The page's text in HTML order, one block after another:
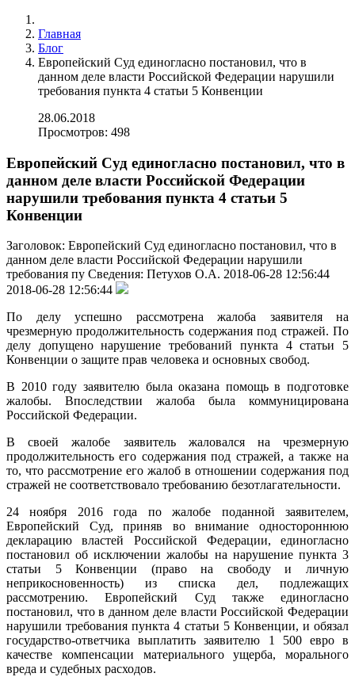
Главная
Блог
Европейский Суд единогласно постановил, что в
данном деле власти Российской Федерации нарушили
требования пункта 4 статьи 5 Конвенции
28.06.2018
Просмотров: 498
Европейский Суд единогласно постановил, что в
данном деле власти Российской Федерации
нарушили требования пункта 4 статьи 5
Конвенции
Заголовок: Европейский Суд единогласно постановил, что в
данном деле власти Российской Федерации нарушили
требования пу Сведения: Петухов О.А. 2018-06-28 12:56:44
2018-06-28 12:56:44
По делу успешно рассмотрена жалоба заявителя на
чрезмерную продолжительность содержания под стражей. По
делу допущено нарушение требований пункта 4 статьи 5
Конвенции о защите прав человека и основных свобод.
В 2010 году заявителю была оказана помощь в подготовке
жалобы. Впоследствии жалоба была коммуницирована
Российской Федерации.
В своей жалобе заявитель жаловался на чрезмерную
продолжительность его содержания под стражей, а также на
то, что рассмотрение его жалоб в отношении содержания под
стражей не соответствовало требованию безотлагательности.
24 ноября 2016 года по жалобе поданной заявителем,
Европейский Суд, приняв во внимание одностороннюю
декларацию властей Российской Федерации, единогласно
постановил об исключении жалобы на нарушение пункта 3
статьи 5 Конвенции (право на свободу и личную
неприкосновенность) из списка дел, подлежащих
рассмотрению. Европейский Суд также единогласно
постановил, что в данном деле власти Российской Федерации
нарушили требования пункта 4 статьи 5 Конвенции, и обязал
государство-ответчика выплатить заявителю 1 500 евро в
качестве компенсации материального ущерба, морального
вреда и судебных расходов.